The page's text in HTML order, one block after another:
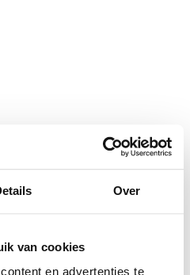
Over
van cookies
en advertenties te